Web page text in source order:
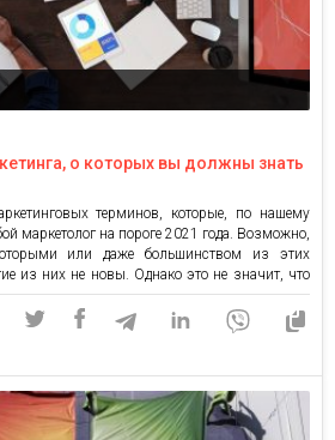
о которых вы должны знать
терминов, которые, по нашему
маркетолог на пороге 2021 года. Возможно,
или даже большинством из этих
из них не новы. Однако это не значит, что
маркетинг Цифровой маркетинг — это
на то, […]